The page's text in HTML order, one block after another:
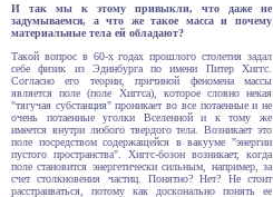
И так мы к этому привыкли, что даже не
задумываемся, а что же такое масса и почему
материаль­ные тела ей обладают?
Такой вопрос в 60-х годах прошлого столетия задал
себе физик из Эдинбурга по имени Питер Хиггс.
Согласно его теории, причиной феномена массы
является поле (поле Хиггса), которое словно некая
"тягучая субстанция" проникает во все потаенные и не
очень потаенные уголки Вселенной и к тому же
имеется внутри любого твердого тела. Возникает это
поле посредством содержащейся в вакууме "энергии
пустого пространства". Хиггс-бозон возникает, когда
поле становится энерге­тически сильным, например, за
счет столкно­вения частиц. Понятно? Нет? Не стоит
расстраиват­ься, потому как досконально понять ее